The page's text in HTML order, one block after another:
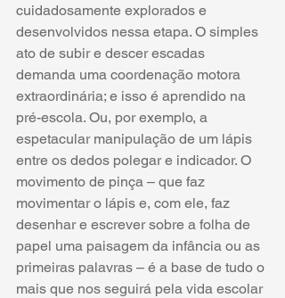
cuidadosamente explorados e
desenvolvidos nessa etapa. O simples
ato de subir e descer escadas
demanda uma coordenação motora
extraordinária; e isso é aprendido na
pré-escola. Ou, por exemplo, a
espetacular manipulação de um lápis
entre os dedos polegar e indicador. O
movimento de pinça – que faz
movimentar o lápis e, com ele, faz
desenhar e escrever sobre a folha de
papel uma paisagem da infância ou as
primeiras palavras – é a base de tudo o
mais que nos seguirá pela vida escolar